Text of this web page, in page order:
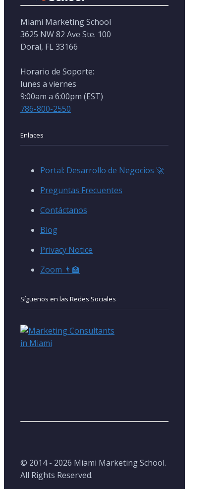
Miami Marketing School
3625 NW 82 Ave Ste. 100
Doral, FL 33166
Horario de Soporte:
lunes a viernes
9:00am a 6:00pm (EST)
786-800-2550
Enlaces
Portal: Desarrollo de Negocios 🚀
Preguntas Frecuentes
Contáctanos
Blog
Privacy Notice
Zoom 👨‍🏫
Síguenos en las Redes Sociales
© 2014 - 2026 Miami Marketing School.
All Rights Reserved.